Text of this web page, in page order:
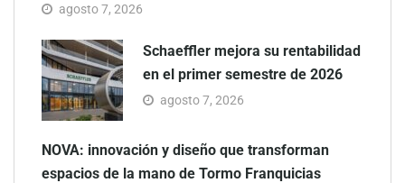
agosto 7, 2026
Schaeffler mejora su rentabilidad
en el primer semestre de 2026
agosto 7, 2026
NOVA: innovación y diseño que transforman
espacios de la mano de Tormo Franquicias